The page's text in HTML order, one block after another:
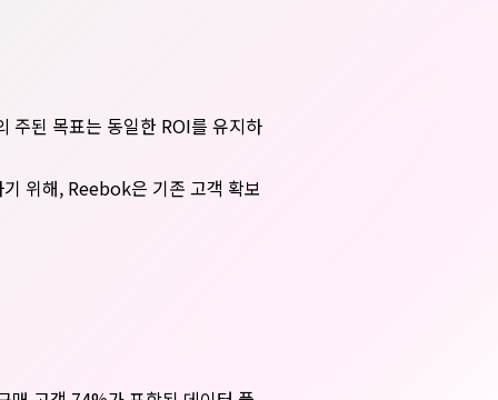
된 목표는 동일한 ROI를 유지하
위해, Reebok은 기존 고객 확보